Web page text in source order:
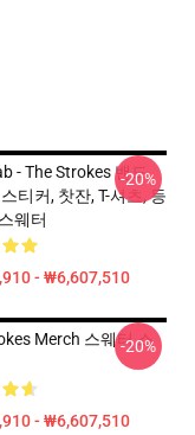
- The Strokes 밴드
티커, 찻잔, T-셔츠, 등
웨터
- ₩6,607,510
-20%
Merch 스웨터 스
- ₩6,607,510
-20%